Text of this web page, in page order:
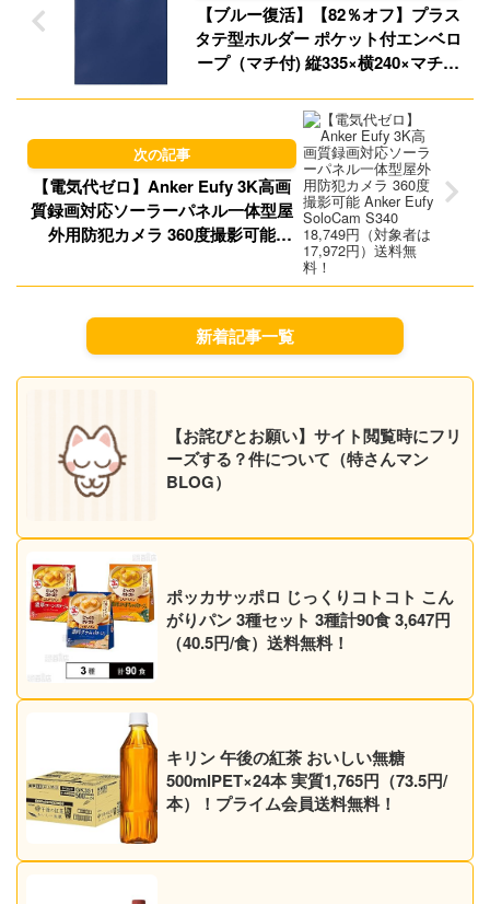
n
【ブルー復活】【82％オフ】プラス
タテ型ホルダー ポケット付エンベロ
ープ（マチ付) 縦335×横240×マチ30
【電気代ゼロ】Anker Eufy 3K高画
質録画対応ソーラーパネル一体型屋
外用防犯カメラ 360度撮影可能
円（対象者は17,972円）送料無料！
新着記事一覧
【お詫びとお願い】サイト閲覧時にフリ
ーズする？件について（特さんマン
BLOG）
ポッカサッポロ じっくりコトコト こん
がりパン 3種セット 3種計90食 3,647円
（40.5円/食）送料無料！
キリン 午後の紅茶 おいしい無糖
500mlPET×24本 実質1,765円（73.5円/
本）！プライム会員送料無料！